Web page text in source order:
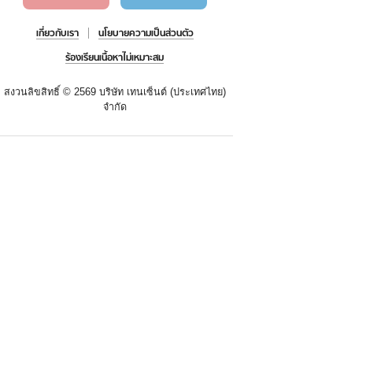
เกี่ยวกับเรา
นโยบายความเป็นส่วนตัว
ร้องเรียนเนื้อหาไม่เหมาะสม
สงวนลิขสิทธิ์ © 2569 บริษัท เทนเซ็นต์ (ประเทศไทย)
จำกัด